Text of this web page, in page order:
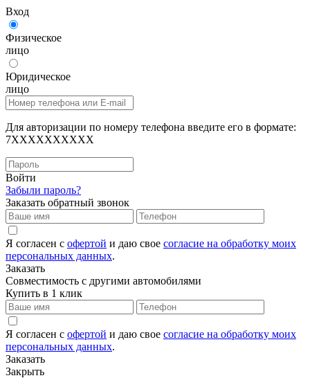
Вход
Физическое
лицо
Юридическое
лицо
Для авторизации по номеру телефона введите его в формате:
7XXXXXXXXXX
Войти
Забыли пароль?
Заказать обратный звонок
Я согласен с офертой и даю свое согласие на обработку моих
персональных данных.
Заказать
Совместимость с другими автомобилями
Купить в 1 клик
Я согласен с офертой и даю свое согласие на обработку моих
персональных данных.
Заказать
Закрыть